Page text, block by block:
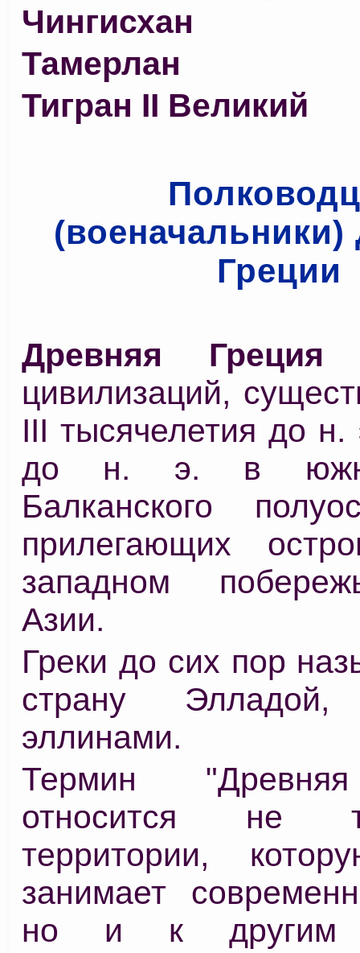
Чингисхан
Тамерлан
Тигран II Великий
Греции
Древняя Греция
цивилизаций,
III тысячелетия до
до н. э. в
Балканского
прилегающих
западном
Азии.
Греки до сих пор
страну
эллинами.
Термин
относится не
территории,
занимает
но и к другим